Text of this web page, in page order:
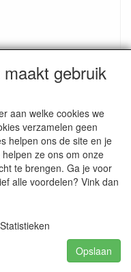
x 45 x 600 mm -
€ 23.24
€ 28.13 inclusief btw
gebruik
aan welke cookies we
verzamelen geen
helpen ons de site en je
ze ons om onze
te brengen. Ga je voor
alle voordelen? Vink dan
Statistieken
Opslaan